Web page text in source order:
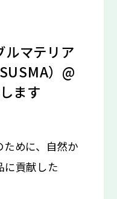
マテリア
）@
ます
ために、自然か
に貢献した